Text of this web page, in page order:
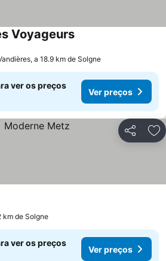
VoyageursVer preços
a 18.9 km de Solgne
ver os preços
Ver preços
Partilhar
km de Solgne
ver os preços
Ver preços